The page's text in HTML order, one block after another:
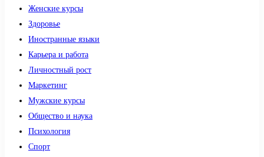
Женские курсы
Здоровье
Иностранные языки
Карьера и работа
Личностный рост
Маркетинг
Мужские курсы
Общество и наука
Психология
Спорт